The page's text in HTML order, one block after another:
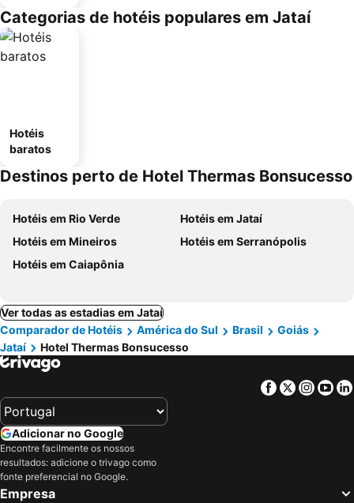
Categorias de hotéis populares em Jataí
Hotéis
baratos
Destinos perto de Hotel Thermas Bonsucesso
Hotéis em Rio Verde
Hotéis em Jataí
Hotéis em Mineiros
Hotéis em Serranópolis
Hotéis em Caiapônia
Ver todas as estadias em Jataí
Comparador de Hotéis
América do Sul Brasil
Goiás
Jataí
Hotel Thermas Bonsucesso
Facebook
Twitter
Adicionar no Google
Encontre facilmente os nossos
resultados: adicione o trivago como
fonte preferencial no Google.
Empresa